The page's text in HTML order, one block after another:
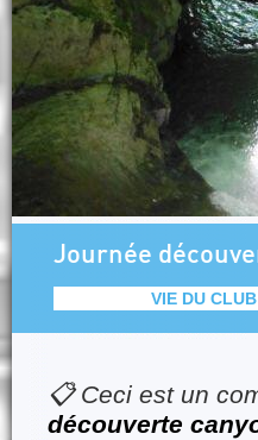
Journée
VIE DU CLUB
📋 Ceci est un
découverte